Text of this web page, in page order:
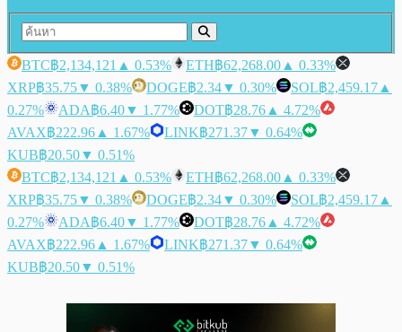
BTC฿2,134,121 ▲ 0.53% ETH฿62,268.00 ▲ 0.33%
XRP฿35.75▼ 0.38% DOGE฿2.34▼ 0.30% SOL฿2,459.17 ▲
0.27%
ADA฿6.40▼ 1.77% DOT฿28.76 ▲ 4.72%
AVAX฿222.96 ▲ 1.67% LINK฿271.37▼ 0.64%
KUB฿20.50▼ 0.51%
BTC฿2,134,121 ▲ 0.53% ETH฿62,268.00 ▲ 0.33%
XRP฿35.75▼ 0.38% DOGE฿2.34▼ 0.30% SOL฿2,459.17 ▲
0.27%
ADA฿6.40▼ 1.77% DOT฿28.76 ▲ 4.72%
AVAX฿222.96 ▲ 1.67% LINK฿271.37▼ 0.64%
KUB฿20.50▼ 0.51%